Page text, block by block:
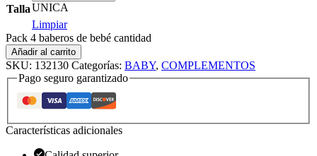
TallaUNICA
Limpiar
Pack 4 baberos de bebé cantidad
Añadir al carrito
SKU: 132130 Categorías: BABY, COMPLEMENTOS
Pago seguro garantizado
Características adicionales